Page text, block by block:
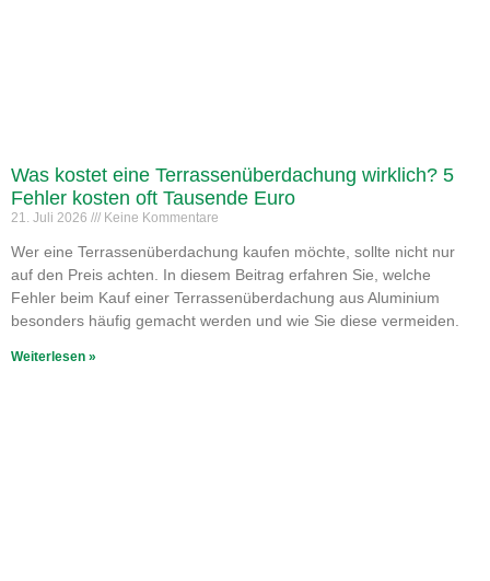
Was kostet eine Terrassenüberdachung wirklich? 5
Fehler kosten oft Tausende Euro
21. Juli 2026 Keine Kommentare
Wer eine Terrassenüberdachung kaufen möchte, sollte nicht nur
auf den Preis achten. In diesem Beitrag erfahren Sie, welche
Fehler beim Kauf einer Terrassenüberdachung aus Aluminium
besonders häufig gemacht werden und wie Sie diese vermeiden.
Weiterlesen »